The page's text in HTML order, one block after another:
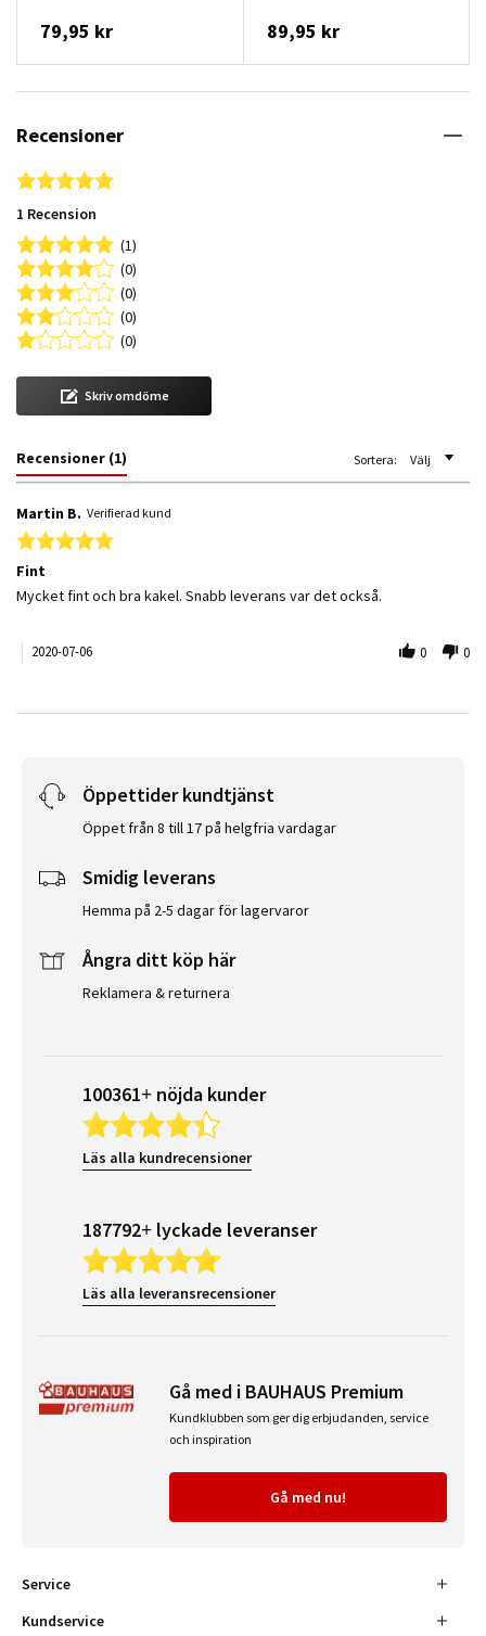
79,95 kr 89,95 kr
Recensioner
5.0 star rating
1 Recension
(1)
(0)
(0)
(0)
(0)
Skriv omdöme
Recensioner (1) Sortera: Välj
Martin B. Verifierad kund
5.0 star rating
Fint
Review by Martin B. on 6 Jul 2020
review stating Fint
Mycket fint och bra kakel. Snabb leverans var det också.
2020-07-06 0 0
Öppettider kundtjänst
Öppet från 8 till 17 på helgfria vardagar
Smidig leverans
Hemma på 2-5 dagar för lagervaror
Ångra ditt köp här
Reklamera & returnera
100361+ nöjda kunder
Läs alla kundrecensioner
187792+ lyckade leveranser
Läs alla leveransrecensioner
Gå med i BAUHAUS Premium
Kundklubben som ger dig erbjudanden, service
och inspiration
Gå med nu!
Service
Kundservice